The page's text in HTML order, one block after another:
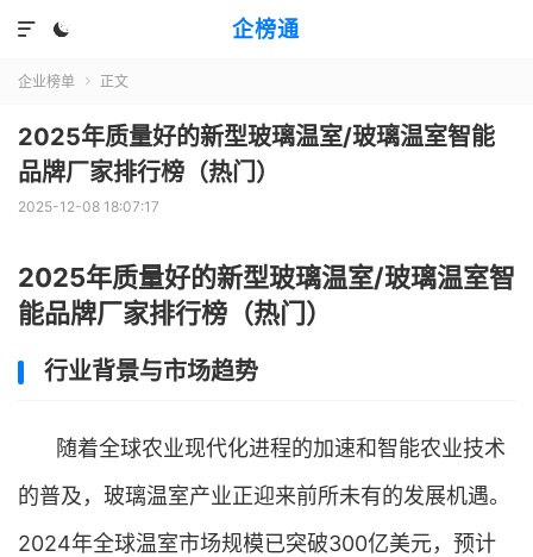
企榜通


企业榜单  正文
2025年质量好的新型玻璃温室/玻璃温室智能
品牌厂家排行榜（热门）
2025-12-08 18:07:17
2025年质量好的新型玻璃温室/玻璃温室智
能品牌厂家排行榜（热门）
行业背景与市场趋势
随着全球农业现代化进程的加速和智能农业技术
的普及，玻璃温室产业正迎来前所未有的发展机遇。
2024年全球温室市场规模已突破300亿美元，预计